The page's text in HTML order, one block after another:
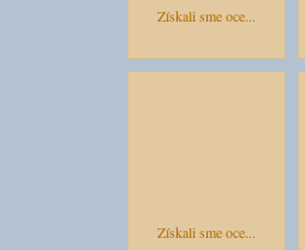
Získali sme oce...
Získali sme oce...